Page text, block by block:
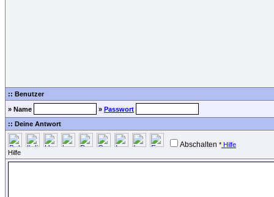
:: Benutzer
» Name » Passwort
:: Deine Antwort
Abschalten * Hilfe
Hilfe